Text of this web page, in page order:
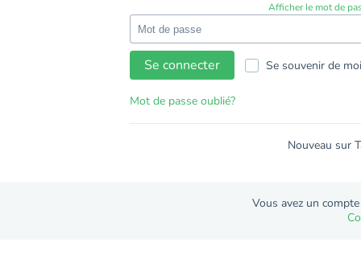
Afficher le mot de
Se connecter Se souvenir de moi
Mot de passe oublié?
Nouveau sur
Vous avez un